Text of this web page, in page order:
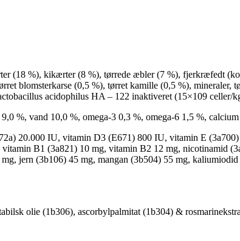
(18 %), kikærter (8 %), tørrede æbler (7 %), fjerkræfedt
blomsterkarse (0,5 %), tørret kamille (0,5 %), mineraler,
acidophilus HA – 122 inaktiveret (15×109 celler/
%, vand 10,0 %, omega-3 0,3 %, omega-6 1,5 %,
20.000 IU, vitamin D3 (E671) 800 IU, vitamin E
B1 (3a821) 10 mg, vitamin B2 12 mg, nicotinamid
jern (3b106) 45 mg, mangan (3b504) 55 mg,
olie (1b306), ascorbylpalmitat (1b304) &